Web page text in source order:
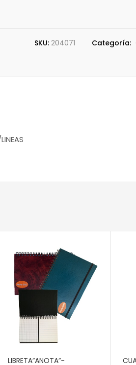
SKU: 204071 Categoría:
LIBRETA”ANOTA”-